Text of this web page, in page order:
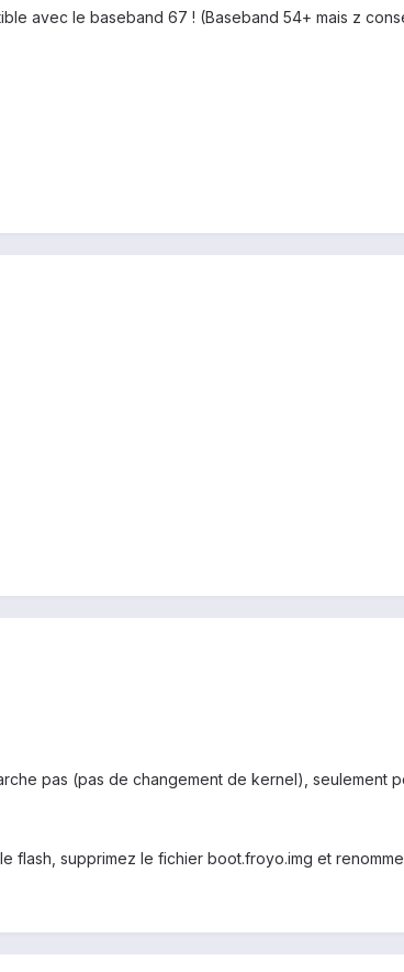
avec le baseband 67 ! (Baseband 54+ mais z
pas (pas de changement de kernel), seulement
flash, supprimez le fichier boot.froyo.img et